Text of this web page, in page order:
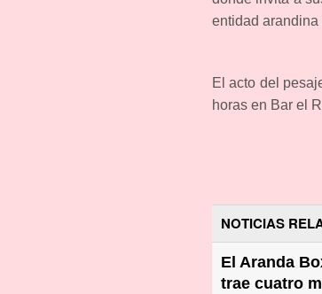
entidad arandina
El acto del
horas en Bar el
NOTICIAS
El Aranda
trae cuatro